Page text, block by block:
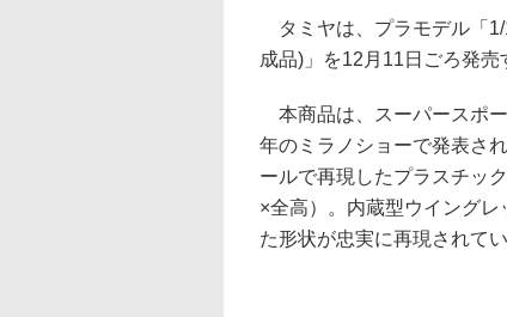
タミヤは、プラモデル「
成品)」を12月11日ごろ発売
本商品は、スーパースポ
年のミラノショーで発表さ
ールで再現したプラスチッ
×全高）。内蔵型ウイング
た形状が忠実に再現されてい